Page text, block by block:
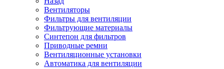
Вентиляторы
Фильтры для вентиляции
Фильтрующие материалы
Синтепон для фильтров
Приводные ремни
Вентиляционные установки
Автоматика для вентиляции